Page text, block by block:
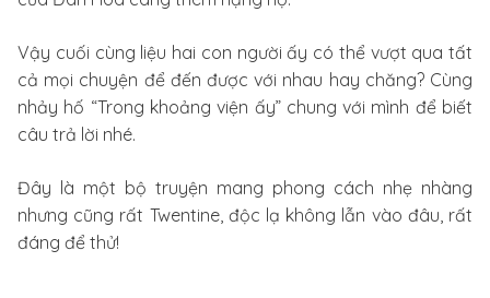
Vậy cuối cùng liệu hai con người ấy có thể vượt qua tất
cả mọi chuyện để đến được với nhau hay chăng? Cùng
nhảy hố “Trong khoảng viện ấy” chung với mình để biết
câu trả lời nhé.
Đây là một bộ truyện mang phong cách nhẹ nhàng
nhưng cũng rất Twentine, độc lạ không lẫn vào đâu, rất
đáng để thử!